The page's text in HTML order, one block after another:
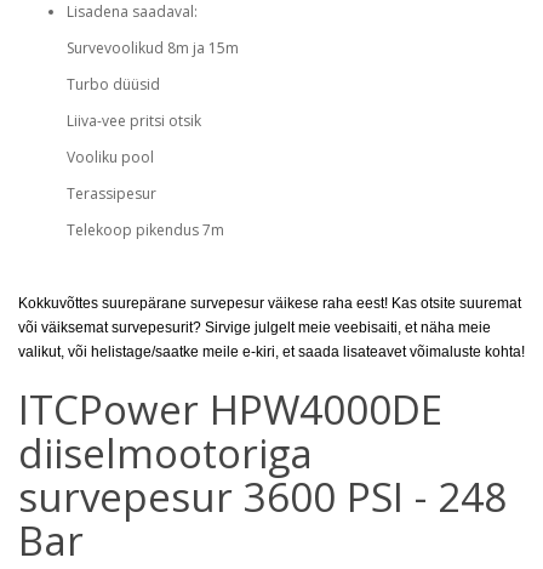
Lisadena saadaval:
Survevoolikud 8m ja 15m
Turbo düüsid
Liiva-vee pritsi otsik
Vooliku pool
Terassipesur
Telekoop pikendus 7m
Kokkuvõttes suurepärane survepesur väikese raha eest! Kas otsite suuremat
või väiksemat survepesurit? Sirvige julgelt meie veebisaiti, et näha meie
valikut, või helistage/saatke meile e-kiri, et saada lisateavet võimaluste kohta!
ITCPower HPW4000DE
diiselmootoriga
survepesur 3600 PSI - 248
Bar